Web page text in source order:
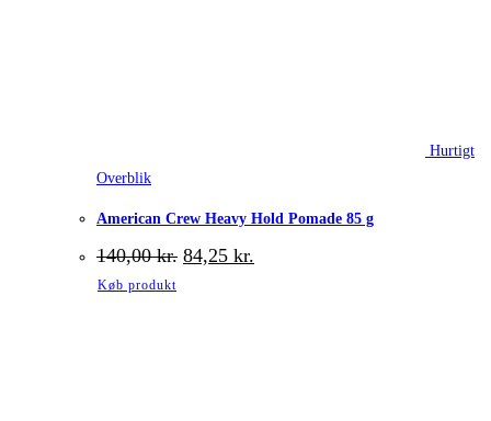
Hurtigt
Overblik
American Crew Heavy Hold Pomade 85 g
140,00kr. Den
oprindelige
84,25 kr.
aktuelle
Køb produkt